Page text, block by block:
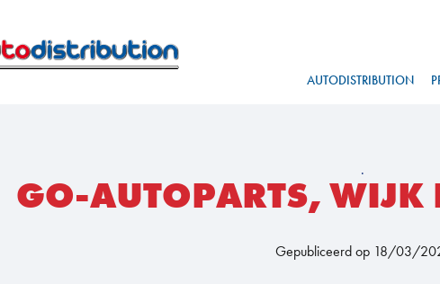
AUTODISTRIBUTION
.
GO-AUTOPARTS, WIJK
Gepubliceerd op 18/03/